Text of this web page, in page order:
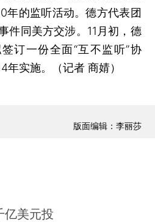
年的监听活动。德方代表团
件同美方交涉。11月初，德
订一份全面“互不监听”协
实施。（记者 商婧）
版面编辑：李丽莎
亿美元投